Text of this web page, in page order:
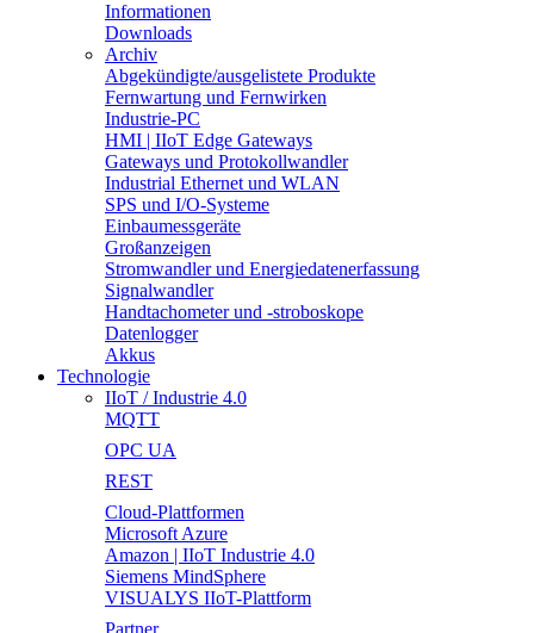
Informationen
Downloads
Archiv
Abgekündigte/ausgelistete Produkte
Fernwartung und Fernwirken
Industrie-PC
HMI | IIoT Edge Gateways
Gateways und Protokollwandler
Industrial Ethernet und WLAN
SPS und I/O-Systeme
Einbaumessgeräte
Großanzeigen
Stromwandler und Energiedatenerfassung
Signalwandler
Handtachometer und -stroboskope
Datenlogger
Akkus
Technologie
IIoT / Industrie 4.0
MQTT
OPC UA
REST
Cloud-Plattformen
Microsoft Azure
Amazon | IIoT Industrie 4.0
Siemens MindSphere
VISUALYS IIoT-Plattform
Partner